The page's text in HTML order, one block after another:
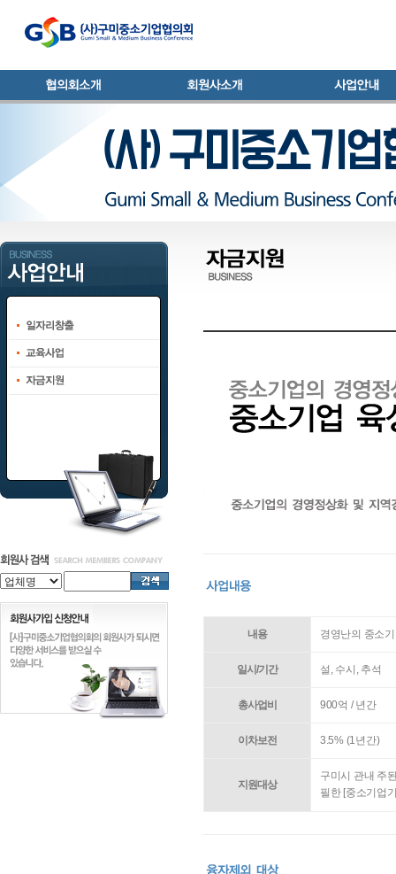
내용 경영난의 중소
일시/기간 설, 수시, 추석
총사업비 900억 / 년간
이차보전 3.5% (1년간)
지원대상
구미시 관내 주
필한 [중소기업